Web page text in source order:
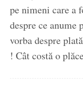
pe nimeni care a
despre ce anume
vorba despre
! Cât costă o